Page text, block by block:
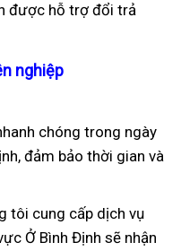
được hỗ trợ đổi trả
nghiệp
chóng trong ngày
đảm bảo thời gian và
tôi cung cấp dịch vụ
Ở Bình Định sẽ nhận